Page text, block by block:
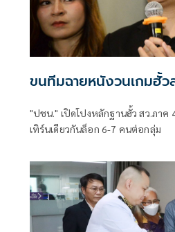
ขนทีมฉายหนังวนเกมฮั้ว
"ปชน." เปิดโปงหลักฐานฮั้ว สว.ภา
เทิร์นเดียวกันล็อก 6-7 คนต่อกลุ่ม